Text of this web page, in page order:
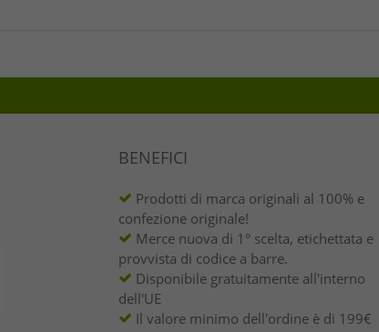
BENEFICI
Prodotti di marca originali al 100% e
confezione originale!
Merce nuova di 1° scelta, etichettata e
provvista di codice a barre.
Disponibile gratuitamente all'interno
dell'UE
Il valore minimo dell'ordine è di 199€